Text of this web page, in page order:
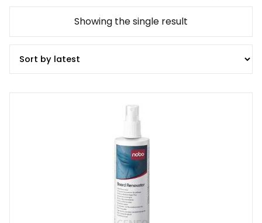
Showing the single result